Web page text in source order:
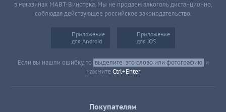
в магазинах МАВТ-Винотека. Мы не продаем алкоголь дистанционно,
соблюдая действующее российское законодательство.
Приложение
для Android
Приложение
для iOS
Если вы нашли ошибку, то выделите это слово или фотографию и
нажмите Ctrl+Enter
Покупателям